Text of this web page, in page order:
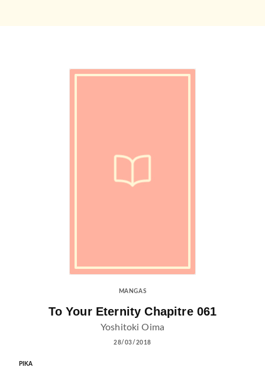
MANGAS
To Your Eternity Chapitre 061
Yoshitoki Oima
28/03/2018
PIKA